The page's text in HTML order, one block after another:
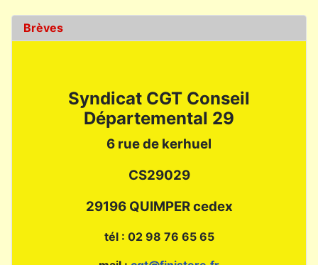
Brèves
Syndicat CGT Conseil
Départemental 29
6 rue de kerhuel
CS29029
29196 QUIMPER cedex
tél : 02 98 76 65 65